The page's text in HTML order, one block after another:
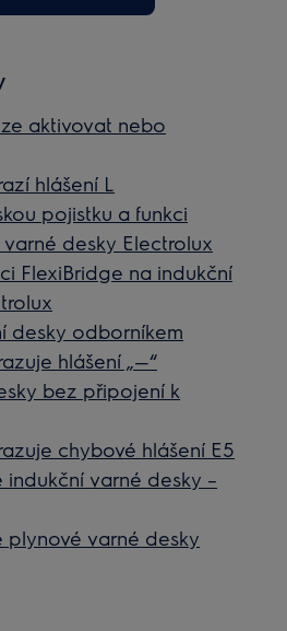
aktivovat nebo
hlášení L
pojistku a funkci
desky Electrolux
FlexiBridge na indukční
desky odborníkem
hlášení „—“
bez připojení k
chybové hlášení E5
indukční varné desky –
plynové varné desky